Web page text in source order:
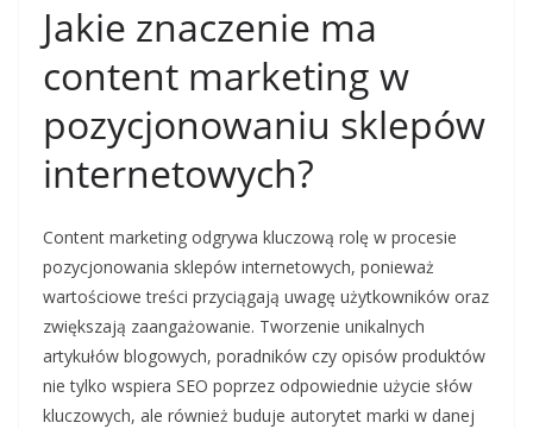
Jakie znaczenie ma
content marketing w
pozycjonowaniu sklepów
internetowych?
Content marketing odgrywa kluczową rolę w procesie
pozycjonowania sklepów internetowych, ponieważ
wartościowe treści przyciągają uwagę użytkowników oraz
zwiększają zaangażowanie. Tworzenie unikalnych
artykułów blogowych, poradników czy opisów produktów
nie tylko wspiera SEO poprzez odpowiednie użycie słów
kluczowych, ale również buduje autorytet marki w danej